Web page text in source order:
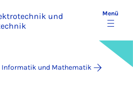
und
Menü
und Mathematik